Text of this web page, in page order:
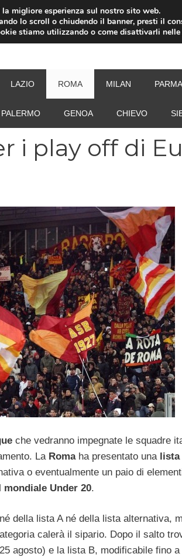
LAZIO ROMA MILAN PARMA
PALERMO GENOA CHIEVO
i play off di
che vedranno impegnate le squadre
La Romaha presentato una lista
o eventualmente un paio di
mondiale Under 20.
della lista A né della lista alternativa,
calerà il sipario. Dopo il salto
agosto) e la lista B, modificabile fino
migliore esperienza sul nostro sito web.
lo scroll o chiudendo il banner, presti il
stiamo utilizzando o come disattivarli